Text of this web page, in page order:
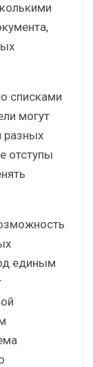
списками
могут
разных
отступы
единым